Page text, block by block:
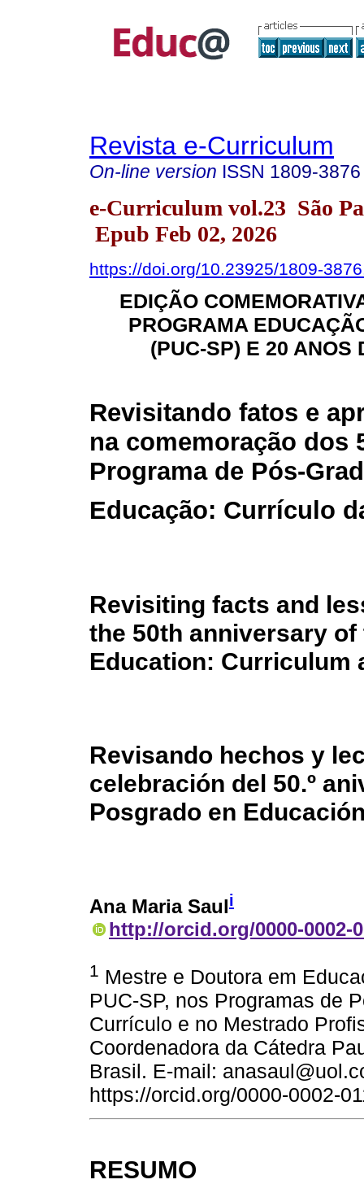
Revista e-Curriculum
On-line version ISSN 1809-3876
e-Curriculum vol.23 São
Epub Feb 02, 2026
https://doi.org/10.23925/1809-
EDIÇÃO
PROGRAMA
(PUC-SP) E 20 ANOS
Revisitando fatos e
na comemoração dos
Programa de Pós-
Educação: Currículo
Revisiting facts and
the 50th anniversary
Education: Curriculum
Revisando hechos y
celebración del 50.º
Posgrado en
Ana Maria Sauli
http://orcid.org/0000-0002-
1 Mestre e Doutora em
PUC-SP, nos Programas de
Currículo e no Mestrado
Coordenadora da Cátedra
Brasil. E-mail:
https://orcid.org/0000-0002-
RESUMO